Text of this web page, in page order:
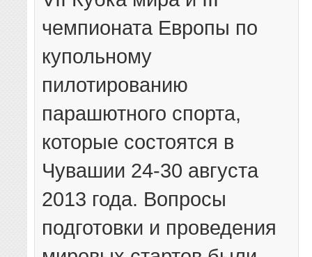
чемпионата Европы по
купольному
пилотированию
парашютного спорта,
которые состоятся в
Чувашии 24-30 августа
2013 года. Вопросы
подготовки и проведения